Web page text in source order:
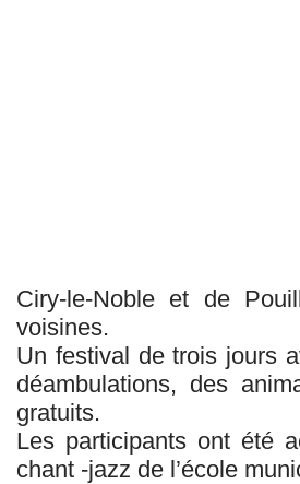
Ciry-le-Noble et de
voisines.
Un festival de trois jours
déambulations, des
gratuits.
Les participants ont été
chant -jazz de l’école